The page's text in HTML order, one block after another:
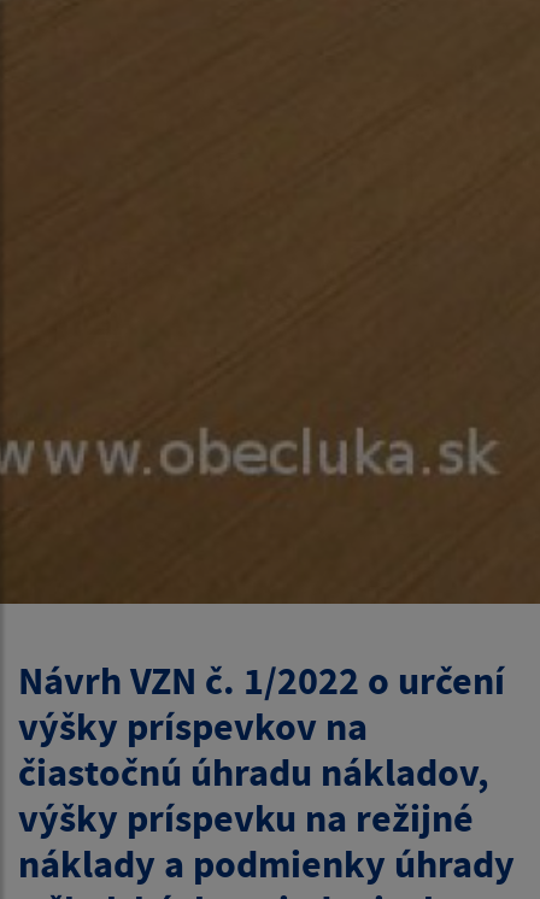
Návrh VZN č. 1/2022 o určení
výšky príspevkov na
čiastočnú úhradu nákladov,
výšky príspevku na režijné
náklady a podmienky úhrady